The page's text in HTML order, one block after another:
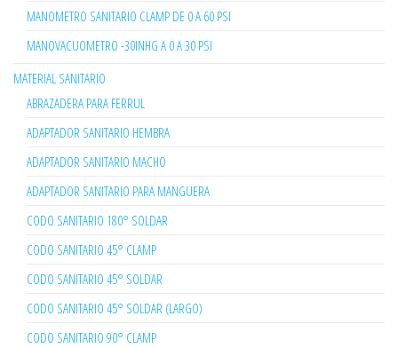
MANOMETRO SANITARIO CLAMP DE 0 A 60 PSI
MANOVACUOMETRO -30INHG A 0 A 30 PSI
MATERIAL SANITARIO
ABRAZADERA PARA FERRUL
ADAPTADOR SANITARIO HEMBRA
ADAPTADOR SANITARIO MACHO
ADAPTADOR SANITARIO PARA MANGUERA
CODO SANITARIO 180° SOLDAR
CODO SANITARIO 45° CLAMP
CODO SANITARIO 45° SOLDAR
CODO SANITARIO 45° SOLDAR (LARGO)
CODO SANITARIO 90° CLAMP